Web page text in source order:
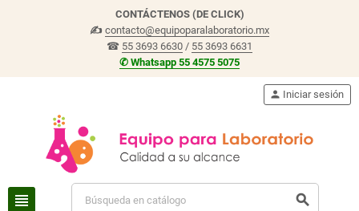
CONTÁCTENOS (DE CLICK)
✍ contacto@equipoparalaboratorio.mx
☎ 55 3693 6630 / 55 3693 6631
✆ Whatsapp 55 4575 5075
view_headline search
person Iniciar sesión